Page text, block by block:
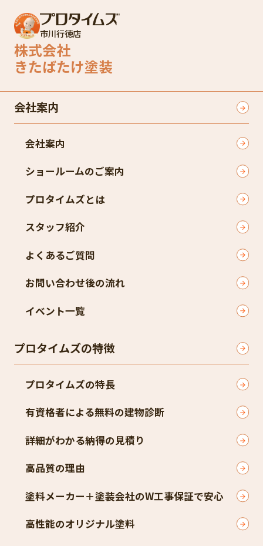
市川行徳店
株式会社
きたばたけ塗装
会社案内
会社案内
ショールームのご案内
プロタイムズとは
スタッフ紹介
よくあるご質問
お問い合わせ後の流れ
イベント一覧
プロタイムズの特徴
プロタイムズの特長
有資格者による無料の建物診断
詳細がわかる納得の見積り
高品質の理由
塗料メーカー＋塗装会社のW工事保証で安心
高性能のオリジナル塗料